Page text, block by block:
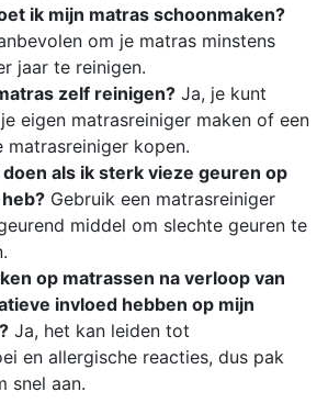
ik mijn matras schoonmaken?
om je matras minstens
jaar te reinigen.
zelf reinigen? Ja, je kunt
eigen matrasreiniger maken of een
matrasreiniger kopen.
als ik sterk vieze geuren op
Gebruik een matrasreiniger
middel om slechte geuren te
op matrassen na verloop van
invloed hebben op mijn
Ja, het kan leiden tot
en allergische reacties, dus pak
snel aan.